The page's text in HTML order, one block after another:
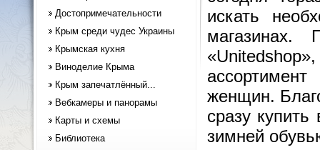
Достопримечательности
Крым среди чудес Украины
Крымская кухня
Виноделие Крыма
Крым запечатлённый...
Вебкамеры и панорамы
Карты и схемы
Библиотека
искать
магазинах.
женщин.
сразу
зимней